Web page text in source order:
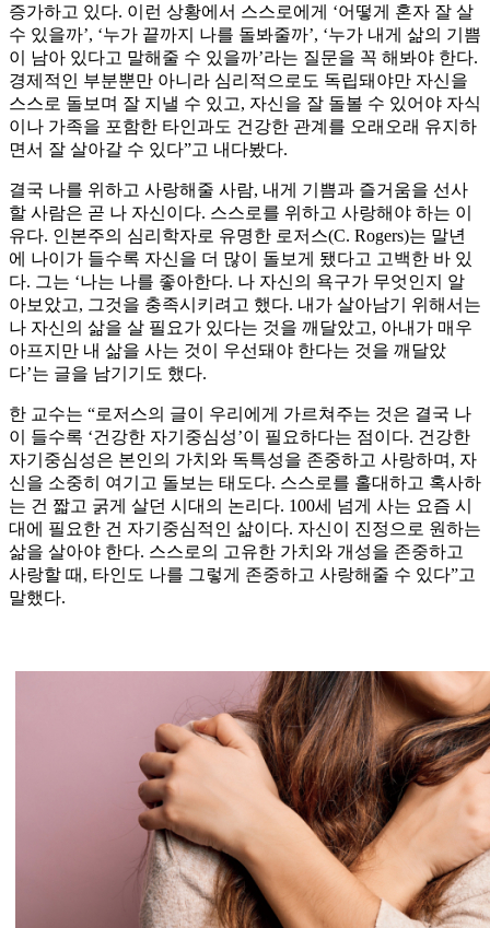
증가하고 있다. 이런 상황에서 스스로에게 ‘어떻게 혼자 잘 살
수 있을까’, ‘누가 끝까지 나를 돌봐줄까’, ‘누가 내게 삶의 기쁨
이 남아 있다고 말해줄 수 있을까’라는 질문을 꼭 해봐야 한다.
경제적인 부분뿐만 아니라 심리적으로도 독립돼야만 자신을
스스로 돌보며 잘 지낼 수 있고, 자신을 잘 돌볼 수 있어야 자식
이나 가족을 포함한 타인과도 건강한 관계를 오래오래 유지하
면서 잘 살아갈 수 있다”고 내다봤다.
결국 나를 위하고 사랑해줄 사람, 내게 기쁨과 즐거움을 선사
할 사람은 곧 나 자신이다. 스스로를 위하고 사랑해야 하는 이
유다. 인본주의 심리학자로 유명한 로저스(C. Rogers)는 말년
에 나이가 들수록 자신을 더 많이 돌보게 됐다고 고백한 바 있
다. 그는 ‘나는 나를 좋아한다. 나 자신의 욕구가 무엇인지 알
아보았고, 그것을 충족시키려고 했다. 내가 살아남기 위해서는
나 자신의 삶을 살 필요가 있다는 것을 깨달았고, 아내가 매우
아프지만 내 삶을 사는 것이 우선돼야 한다는 것을 깨달았
다’는 글을 남기기도 했다.
한 교수는 “로저스의 글이 우리에게 가르쳐주는 것은 결국 나
이 들수록 ‘건강한 자기중심성’이 필요하다는 점이다. 건강한
자기중심성은 본인의 가치와 독특성을 존중하고 사랑하며, 자
신을 소중히 여기고 돌보는 태도다. 스스로를 홀대하고 혹사하
는 건 짧고 굵게 살던 시대의 논리다. 100세 넘게 사는 요즘 시
대에 필요한 건 자기중심적인 삶이다. 자신이 진정으로 원하는
삶을 살아야 한다. 스스로의 고유한 가치와 개성을 존중하고
사랑할 때, 타인도 나를 그렇게 존중하고 사랑해줄 수 있다”고
말했다.